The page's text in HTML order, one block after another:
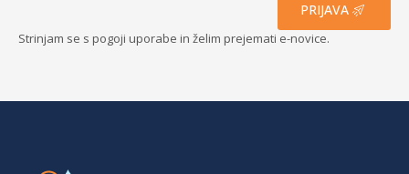
PRIJAVA
Strinjam se s pogoji uporabe in želim prejemati e-novice.